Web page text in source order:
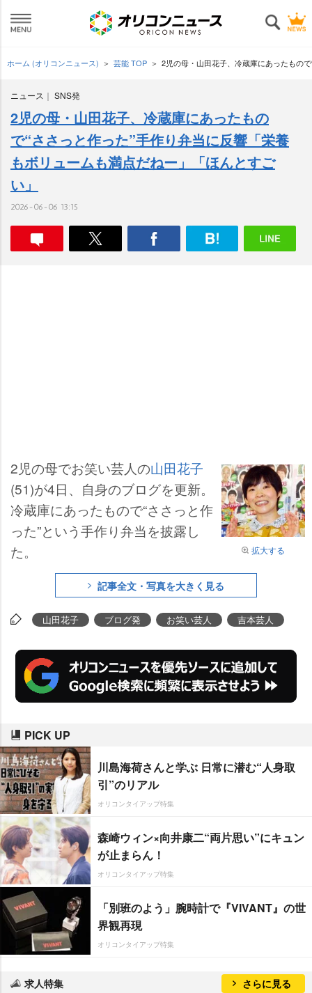
ホーム (オリコンニュース) 芸能 TOP 2児の母・山田花子、冷蔵庫にあったもの
ニュース SNS発
2児の母・山田花子、冷蔵庫にあったもの
で“ささっと作った”手作り弁当に反響「栄養
もボリュームも満点だねー」「ほんとすご
い」
2026-06-06 13:15
拡大する
2児の母でお笑い芸人の山田花子
(51)が4日、自身のブログを更新。
冷蔵庫にあったもので“ささっと作
った”という手作り弁当を披露し
た。
記事全文・写真を大きく見る
山田花子 ブログ発 お笑い芸人 吉本芸人
PICK UP
川島海荷さんと学ぶ 日常に潜む“人身取
引”のリアル
オリコンタイアップ特集
森崎ウィン×向井康二“両片思い”にキュン
が止まらん！
オリコンタイアップ特集
「別班のよう」腕時計で『VIVANT』の世
界観再現
オリコンタイアップ特集
求人特集 さらに見る